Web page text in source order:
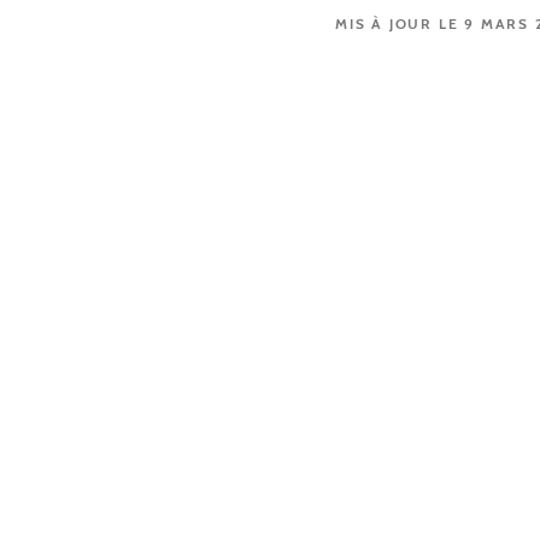
MIS À JOUR LE 9 MARS